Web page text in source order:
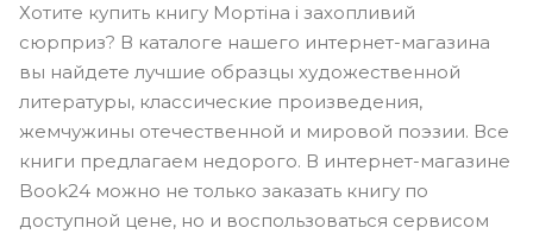
Хотите купить книгу Мортіна і захопливий
сюрприз? В каталоге нашего интернет-магазина
вы найдете лучшие образцы художественной
литературы, классические произведения,
жемчужины отечественной и мировой поэзии. Все
книги предлагаем недорого. В интернет-магазине
Book24 можно не только заказать книгу по
доступной цене, но и воспользоваться сервисом